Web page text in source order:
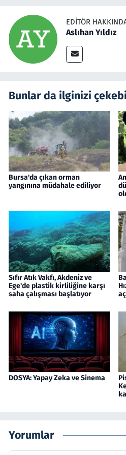
EDITÖR
Aslıhan Yıldız
Bunlar da ilginizi
Bursa'da çıkan orman
yangınına müdahale ediliyor
Sıfır Atık Vakfı, Akdeniz ve
Ege'de plastik kirliliğine karşı
saha çalışması başlatıyor
DOSYA: Yapay Zeka ve Sinema
Yorumlar